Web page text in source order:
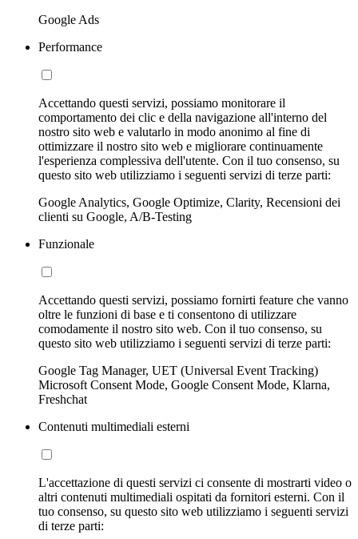
Google Ads
Performance
Accettando questi servizi, possiamo monitorare il
comportamento dei clic e della navigazione all'interno del
nostro sito web e valutarlo in modo anonimo al fine di
ottimizzare il nostro sito web e migliorare continuamente
l'esperienza complessiva dell'utente. Con il tuo consenso, su
questo sito web utilizziamo i seguenti servizi di terze parti:
Google Analytics, Google Optimize, Clarity, Recensioni dei
clienti su Google, A/B-Testing
Funzionale
Accettando questi servizi, possiamo fornirti feature che vanno
oltre le funzioni di base e ti consentono di utilizzare
comodamente il nostro sito web. Con il tuo consenso, su
questo sito web utilizziamo i seguenti servizi di terze parti:
Google Tag Manager, UET (Universal Event Tracking)
Microsoft Consent Mode, Google Consent Mode, Klarna,
Freshchat
Contenuti multimediali esterni
L'accettazione di questi servizi ci consente di mostrarti video o
altri contenuti multimediali ospitati da fornitori esterni. Con il
tuo consenso, su questo sito web utilizziamo i seguenti servizi
di terze parti: